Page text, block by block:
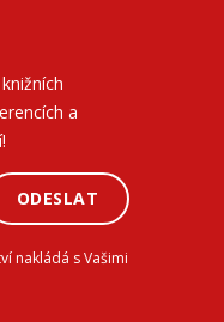
a
ODESLAT
nakládá s Vašimi